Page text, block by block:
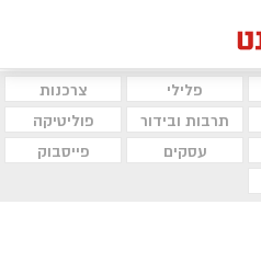
פלילי
צרכנות
תרבות ובידור
פוליטיקה
עסקים
פייסבוק